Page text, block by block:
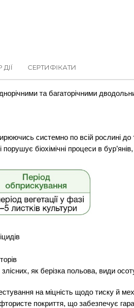
СЕРТИФІКАТИ
та багаторічними
системно по всій рослині
біохімічні процеси в
як берізка польова, види
на міцність щодо тиску й
покриття, що забезпечує